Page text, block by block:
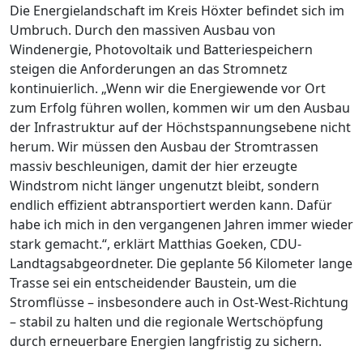
Die Energielandschaft im Kreis Höxter befindet sich im
Umbruch. Durch den massiven Ausbau von
Windenergie, Photovoltaik und Batteriespeichern
steigen die Anforderungen an das Stromnetz
kontinuierlich. „Wenn wir die Energiewende vor Ort
zum Erfolg führen wollen, kommen wir um den Ausbau
der Infrastruktur auf der Höchstspannungsebene nicht
herum. Wir müssen den Ausbau der Stromtrassen
massiv beschleunigen, damit der hier erzeugte
Windstrom nicht länger ungenutzt bleibt, sondern
endlich effizient abtransportiert werden kann. Dafür
habe ich mich in den vergangenen Jahren immer wieder
stark gemacht.“, erklärt Matthias Goeken, CDU-
Landtagsabgeordneter. Die geplante 56 Kilometer lange
Trasse sei ein entscheidender Baustein, um die
Stromflüsse – insbesondere auch in Ost-West-Richtung
– stabil zu halten und die regionale Wertschöpfung
durch erneuerbare Energien langfristig zu sichern.